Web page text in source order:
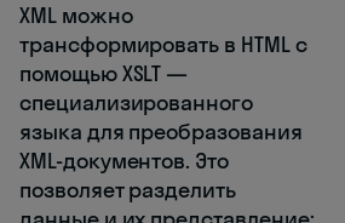
XML можно
трансформировать в HTML с
помощью XSLT —
специализированного
языка для преобразования
XML-документов. Это
позволяет разделить